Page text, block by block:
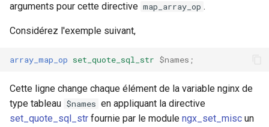
weauth
arguments pour cette directive map_array_op .
Considérez l'exemple suivant,
array_map_op set_quote_sql_str $names ;
Cette ligne change chaque élément de la variable nginx de
type tableau $names en appliquant la directive
set_quote_sql_str fournie par le module ngx_set_misc un